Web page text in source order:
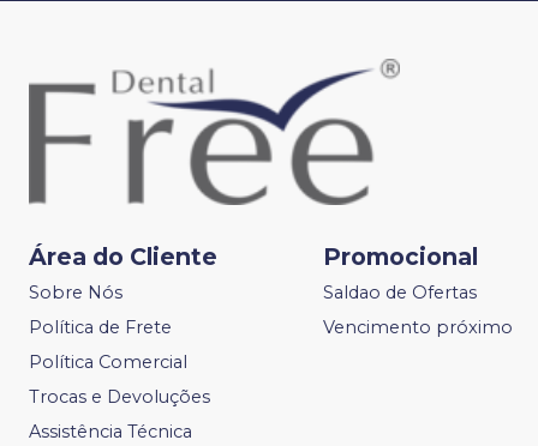
Área do Cliente
Sobre Nós
Política de Frete
Política Comercial
Trocas e Devoluções
Assistência Técnica
Promocional
Saldao de Ofertas
Vencimento próximo